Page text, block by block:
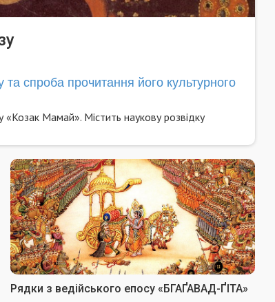
спроба прочитання його культурного
Мамай». Містить наукову розвідку
Рядки з ведійського епосу «БГАҐАВАД-ҐІТА»